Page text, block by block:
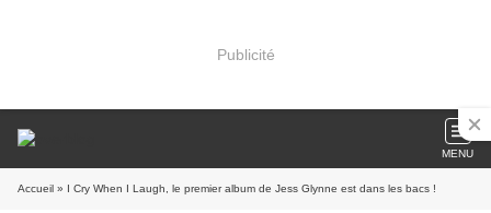
Publicité
MENU
Accueil » I Cry When I Laugh, le premier album de Jess Glynne est dans les bacs !